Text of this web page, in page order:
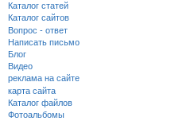
Каталог статей
Каталог сайтов
Вопрос - ответ
Написать письмо
Блог
Видео
реклама на сайте
карта сайта
Каталог файлов
Фотоальбомы